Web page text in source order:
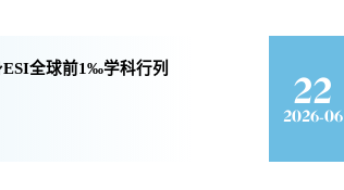
全球前1‰学科行列
22
2026-06